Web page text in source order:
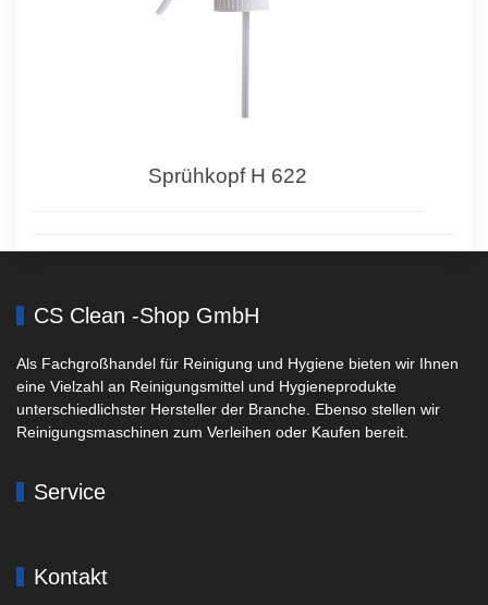
Sprühkopf H 622
CS Clean -Shop GmbH
Als Fachgroßhandel für Reinigung und Hygiene bieten wir Ihnen
eine Vielzahl an Reinigungsmittel und Hygieneprodukte
unterschiedlichster Hersteller der Branche. Ebenso stellen wir
Reinigungsmaschinen zum Verleihen oder Kaufen bereit.
Service
Kontakt